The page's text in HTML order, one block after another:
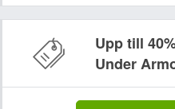
Upp till
Under